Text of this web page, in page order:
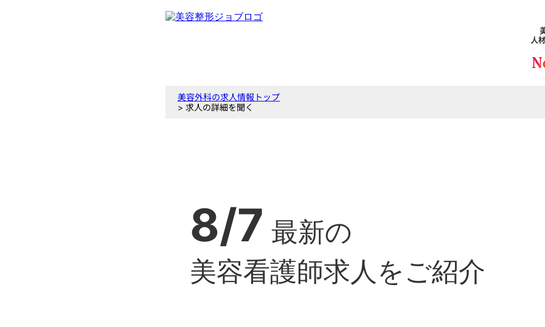
美容外科の求人情報トップ
> 求人の詳細を聞く
8/7 最新の
美容看護師求人をご紹介